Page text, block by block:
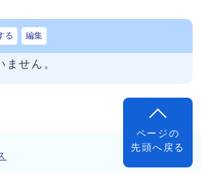
る 編集
ません。
ページの
先頭へ戻る